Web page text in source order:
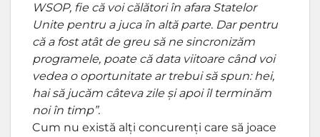
WSOP, fie că voi călători în afara Statelor
Unite pentru a juca în altă parte. Dar pentru
că a fost atât de greu să ne sincronizăm
programele, poate că data viitoare când voi
vedea o oportunitate ar trebui să spun: hei,
hai să jucăm câteva zile și apoi îl terminăm
noi în timp”.
Cum nu există alți concurenți care să joace